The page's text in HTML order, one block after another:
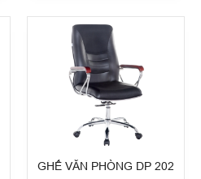
GHẾ VĂN PHÒNG DP 202